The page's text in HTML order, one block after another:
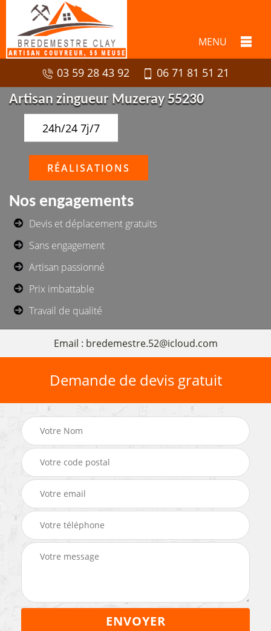
MENU
03 59 28 43 92
06 71 81 51 21
Artisan zingueur Muzeray 55230
24h/24 7j/7
RÉALISATIONS
Nos engagements
Devis et déplacement gratuits
Sans engagement
Artisan passionné
Prix imbattable
Travail de qualité
Email : bredemestre.52@icloud.com
Demande de devis gratuit